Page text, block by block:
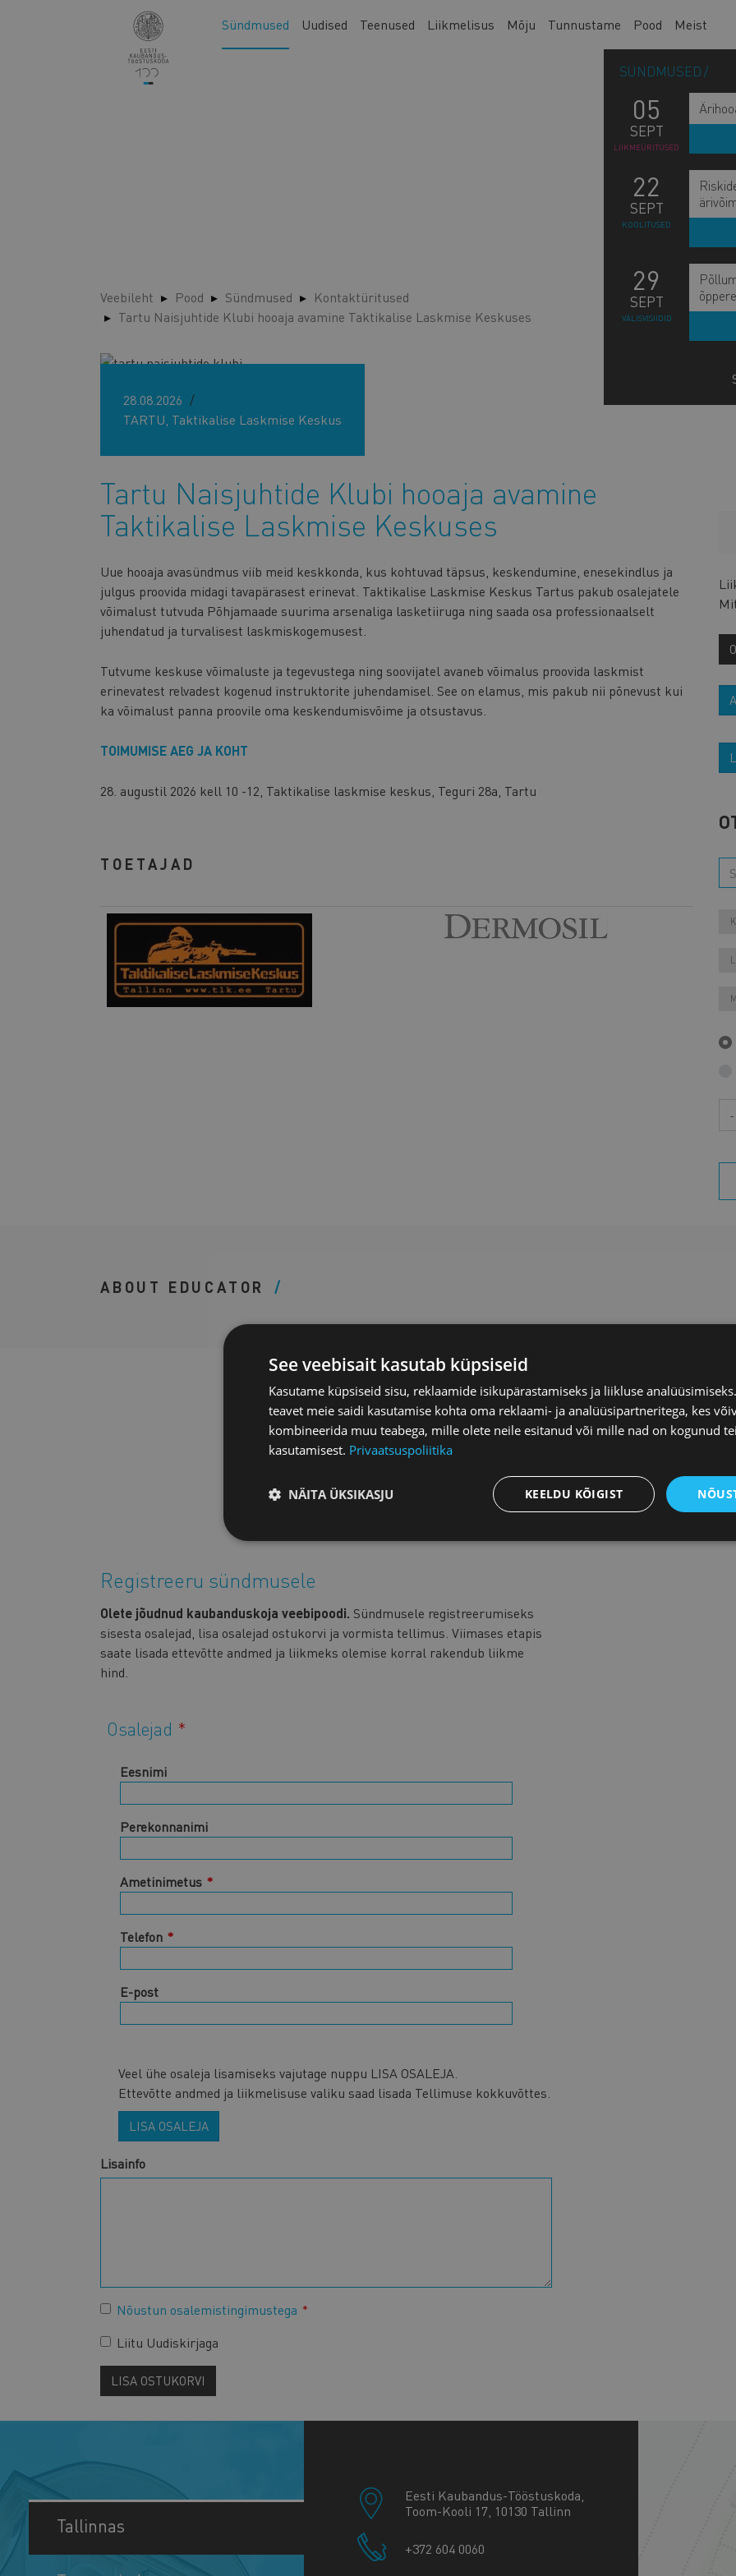
Main
navigation
Sündmused Uudised Teenused Liikmelisus Mõju Tunnustame Pood Meist
SÜNDMUSED
05
SEPT
LIIKMEÜRITUSED
22
SEPT
KOOLITUSED
29
SEPT
VÄLISVISIIDID
Veebileht Pood Sündmused
Kontaktüritused
Tartu Naisjuhtide Klubi hooaja avamine Taktikalise Laskmise Keskuses
28.08.2026
TARTU, Taktikalise Laskmise Keskus
Tartu Naisjuhtide Klubi hooaja avamine
Taktikalise Laskmise Keskuses
Uue hooaja avasündmus viib meid keskkonda, kus kohtuvad täpsus, keskendumine, enesekindlus ja
julgus proovida midagi tavapärasest erinevat. Taktikalise Laskmise Keskus Tartus pakub osalejatele
võimalust tutvuda Põhjamaade suurima arsenaliga lasketiiruga ning saada osa professionaalselt
juhendatud ja turvalisest laskmiskogemusest.
Tutvume keskuse võimaluste ja tegevustega ning soovijatel avaneb võimalus proovida laskmist
erinevatest relvadest kogenud instruktorite juhendamisel. See on elamus, mis pakub nii põnevust kui
ka võimalust panna proovile oma keskendumisvõime ja otsustavus.
TOIMUMISE AEG JA KOHT
28. augustil 2026 kell 10 -12, Taktikalise laskmise keskus, Teguri 28a, Tartu
TOETAJAD
ABOUT EDUCATOR
Gerda M. Adrik
Gerda on Taktikalise Laskmise Tartu keskusese ettevõtte üks omanik ja
naisjuht. Igapäevaselt juhib Gerda Soome nahahooldus- ja kosmeetikabrändi
Dermosil tegevust Eestis, kuid tema kirgede hulka kuulub ka laskesport, mis
on aastate jooksul saanud oluliseks osaks tema elust.
Registreeru sündmusele
Olete jõudnud kaubanduskoja veebipoodi. Sündmusele registreerumiseks
sisesta osalejad, lisa osalejad ostukorvi ja vormista tellimus. Viimases etapis
saate lisada ettevõtte andmed ja liikmeks olemise korral rakendub liikme
hind.
Osalejad
Eesnimi
Perekonnanimi
Ametinimetus
Telefon
E-post
Veel ühe osaleja lisamiseks vajutage nuppu LISA OSALEJA.
Ettevõtte andmed ja liikmelisuse valiku saad lisada Tellimuse kokkuvõttes.
LISA OSALEJA
Lisainfo
Nõustun osalemistingimustega
Liitu Uudiskirjaga
LISA OSTUKORVI
Tallinnas
Eesti Kaubandus-Tööstuskoda,
Toom-Kooli 17, 10130 Tallinn
+372 604 0060
See veebisait kasutab küpsiseid
Kasutame küpsiseid sisu, reklaamide isikupärastamiseks ja liikluse
teavet meie saidi kasutamise kohta oma reklaami- ja analüüsipartneritega, kes
kombineerida muu teabega, mille olete neile esitanud või mille nad on kogunud
kasutamisest. Privaatsuspoliitika
KEELDU KÕIGIST
NÄITA ÜKSIKASJU